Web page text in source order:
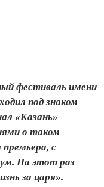
фестиваль имени
под знаком
«Казань»
о таком
с
На этот раз
за царя».